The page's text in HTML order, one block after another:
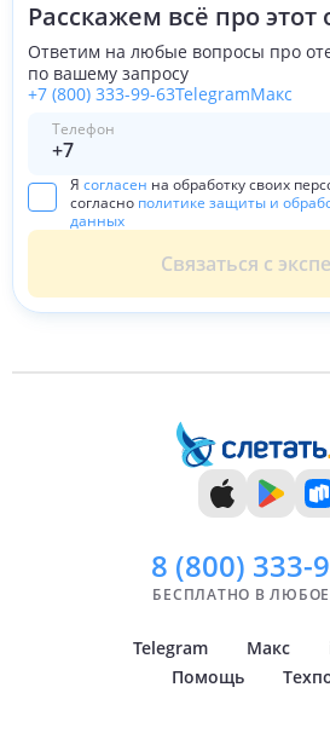
Расскажем всё про этот
Ответим на любые вопросы про
по вашему запросу
+7 (800) 333-99-63TelegramМакс
Телефон
Я согласен на обработку своих
согласно политике защиты и
данных
Связаться с
8 (800) 333-
БЕСПЛАТНО В
Telegram Макс
Помощь